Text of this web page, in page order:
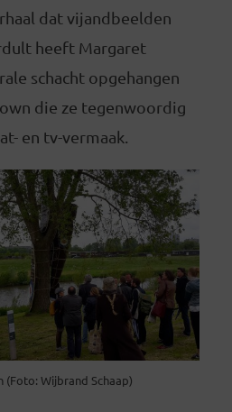
dat vijandbeelden
heeft Margaret
schacht opgehangen
die ze tegenwoordig
en tv-vermaak.
(Foto: Wijbrand Schaap)